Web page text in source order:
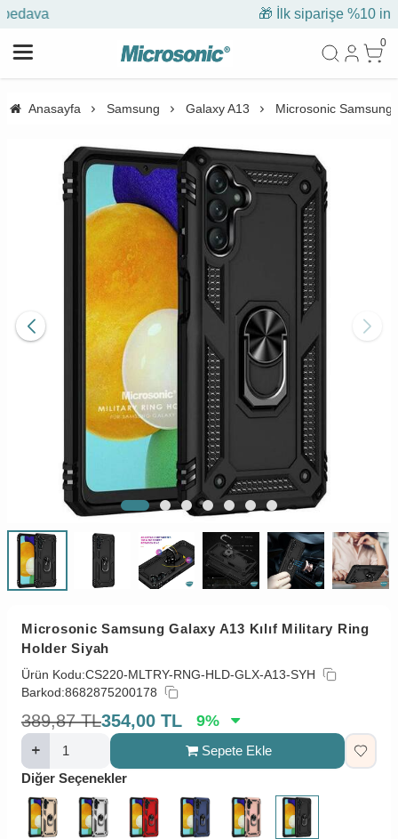
🎁 İlk siparişe %10 indirim
0
Anasayfa Samsung Galaxy A13 Microsonic Samsung
Microsonic Samsung Galaxy A13 Kılıf Military Ring
Holder Siyah
Ürün Kodu:CS220-MLTRY-RNG-HLD-GLX-A13-SYH
Barkod:8682875200178
389,87 TL354,00 TL 9%
Sepete Ekle
Diğer Seçenekler